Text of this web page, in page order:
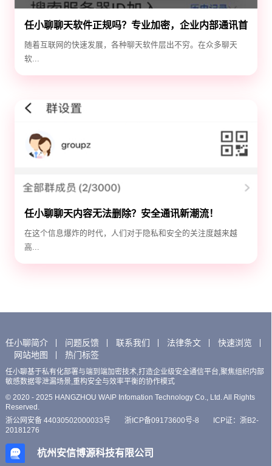
任小聊聊天软件正规吗？专业加密，企业内部通讯首
选！
随着互联网的快速发展，各种聊天软件层出不穷。在众多聊天
软...
任小聊聊天内容无法删除？安全通讯新潮流！
在这个信息爆炸的时代，人们对于隐私和安全的关注度越来越
高...
任小聊简介 问题反馈 联系我们 法律条文
快速浏览
网站地图
热门标签
任小聊基于私有化部署与端到端加密技术,打造企业级安全通信平台,聚焦组织内部
敏感数据零泄漏场景,重构安全与效率平衡的协作模式
© 2020 - 2025 HANGZHOU WAIP Infomation Technology Co., Ltd. All Rights
Reserved.
浙公网安备 44030502000033号
浙ICP备09173600号-8
ICP证：浙B2-
20181276
杭州安信博源科技有限公司